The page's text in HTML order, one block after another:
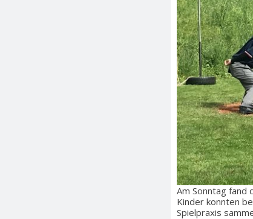
Am Sonntag
Kinder konnten
Spielpraxis